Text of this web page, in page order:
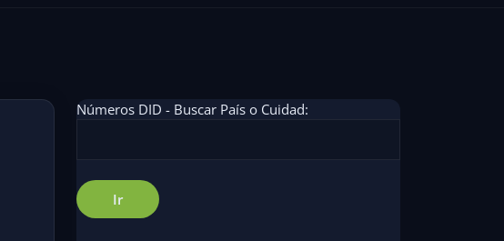
Números DID - Buscar País o Cuidad: